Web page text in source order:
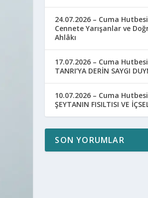
24.07.2026 – Cuma
Cennete Yarışanlar ve
Ahlâkı
17.07.2026 – Cuma
TANRI’YA DERİN SAYGI
10.07.2026 – Cuma
ŞEYTANIN FISILTISI VE
SON YORUMLAR